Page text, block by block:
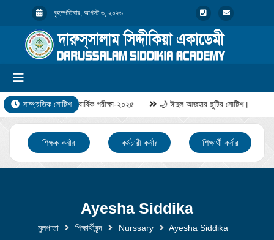
বৃহস্পতিবার, আগস্ট ৬, ২০২৬
সাম্প্রতিক নোটিশ বার্ষিক পরীক্ষা-২০২৫ 🌙 ঈদুল আজহার ছুটির নোটিশ।
শিক্ষক কর্নার কর্মচারী কর্নার শিক্ষার্থী কর্নার
Ayesha Siddika
মুলপাতা শিক্ষার্থীবৃন্দ Nurssary Ayesha Siddika